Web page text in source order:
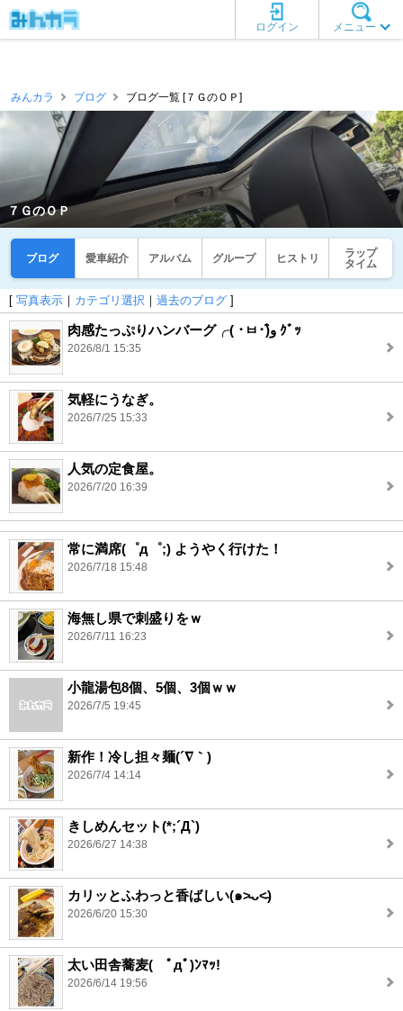
メニュー
ログイン
みんカラ ブログ ブログ一覧 [７ＧのＯＰ]
７ＧのＯＰ
ブログ 愛車紹介 アルバム グループ ヒストリ
ラップ
タイム
[ 写真表示 ｜ カテゴリ選択 ｜ 過去のブログ ]
肉感たっぷりハンバーグ╭( ･ㅂ･)و̑ ｸﾞｯ
2026/8/1 15:35
気軽にうなぎ。
2026/7/25 15:33
人気の定食屋。
2026/7/20 16:39
常に満席(゜д゜;) ようやく行けた！
2026/7/18 15:48
海無し県で刺盛りをｗ
2026/7/11 16:23
小龍湯包8個、5個、3個ｗｗ
2026/7/5 19:45
新作！冷し担々麺(´∇｀)
2026/7/4 14:14
きしめんセット(*;´Д`)
2026/6/27 14:38
カリッとふわっと香ばしい(๑˃̵ᴗ˂̵)
2026/6/20 15:30
太い田舎蕎麦( ﾟдﾟ)ﾝﾏｯ!
2026/6/14 19:56